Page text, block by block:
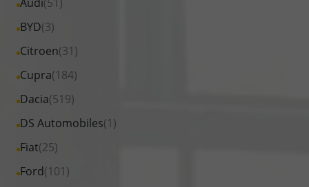
Fahrzeuge
Audi
anzeigen
BYD(3)
Alle
Fahrzeuge
BYD
anzeigen
Citroen(31)
Alle
Fahrzeuge
Citroen
anzeigen
Cupra(184)
Alle
Fahrzeuge
Cupra
anzeigen
Dacia(519)
Alle
Fahrzeuge
Dacia
anzeigen
DS Automobiles(1)
Alle
Fahrzeuge
DS
Fiat(25)
Alle
Fahrzeuge
Ford(101)
Alle